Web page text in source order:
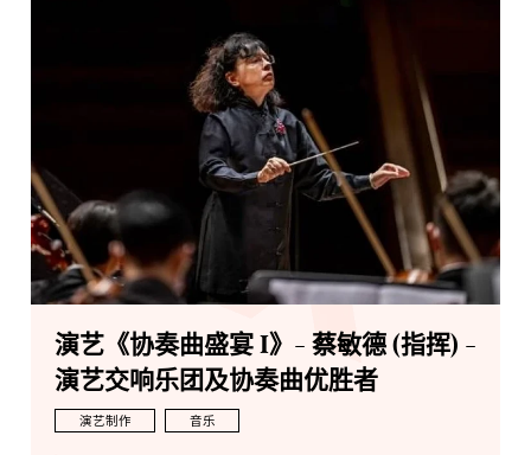
演艺《协奏曲盛宴 I》- 蔡敏德 (指挥) -
演艺交响乐团及协奏曲优胜者
演艺制作 音乐